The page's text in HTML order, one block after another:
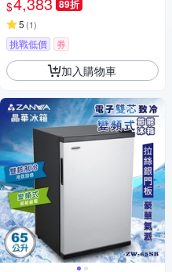
$ 89折
5 (1)
挑戰低價 券
加入購物車